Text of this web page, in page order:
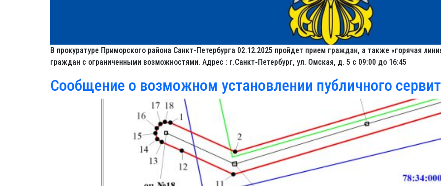
В прокуратуре Приморского района Санкт-Петербурга 02.12.2025 пройдет прием граждан, а также «горячая
граждан с ограниченными возможностями. Адрес : г.Санкт-Петербург, ул. Омская, д. 5 с 09:00 до 16:45
Сообщение о возможном установлении публичного